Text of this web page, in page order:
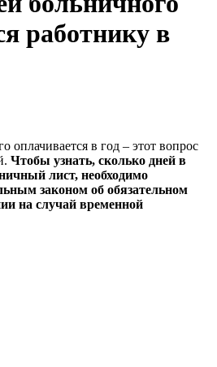
работнику в
оплачивается в год – этот вопрос
Чтобы узнать, сколько дней в
лист, необходимо
законом об обязательном
на случай временной